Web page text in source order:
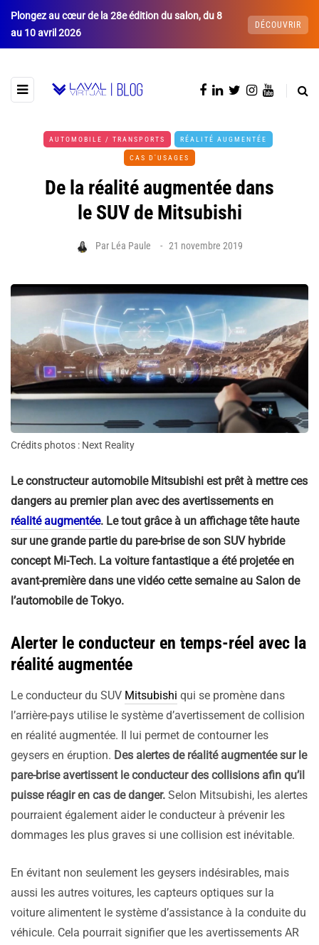
Plongez au cœur de la 28e édition du salon, du 8
au 10 avril 2026
DÉCOUVRIR
AUTOMOBILE / TRANSPORTS RÉALITÉ AUGMENTÉE
CAS D'USAGES
De la réalité augmentée dans
le SUV de Mitsubishi
Par Léa Paule 21 novembre 2019
Crédits photos : Next Reality
Le constructeur automobile Mitsubishi est prêt à mettre ces
dangers au premier plan avec des avertissements en
réalité augmentée. Le tout grâce à un affichage tête haute
sur une grande partie du pare-brise de son SUV hybride
concept Mi-Tech. La voiture fantastique a été projetée en
avant-première dans une vidéo cette semaine au Salon de
l’automobile de Tokyo.
Alerter le conducteur en temps-réel avec la
réalité augmentée
Le conducteur du SUV Mitsubishi qui se promène dans
l’arrière-pays utilise le système d’avertissement de collision
en réalité augmentée. Il lui permet de contourner les
geysers en éruption. Des alertes de réalité augmentée sur le
pare-brise avertissent le conducteur des collisions afin qu’il
puisse réagir en cas de danger. Selon Mitsubishi, les alertes
pourraient également aider le conducteur à prévenir les
dommages les plus graves si une collision est inévitable.
En évitant non seulement les geysers indésirables, mais
aussi les autres voitures, les capteurs optiques sur la
voiture alimentent le système d’assistance à la conduite du
véhicule. Cela pourrait signifier que les avertissements AR